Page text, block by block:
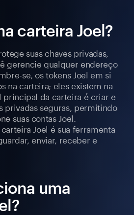
carteira Joel?
suas chaves privadas,
gerencie qualquer endereço
se, os tokens Joel em si
na carteira; eles existem na
principal da carteira é criar e
privadas seguras, permitindo
suas contas Joel.
Joel é sua ferramenta
enviar, receber e
uma